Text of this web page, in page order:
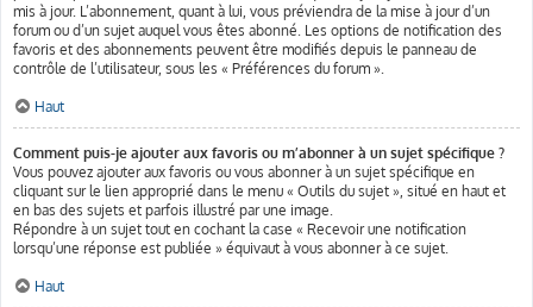
mis à jour. L’abonnement, quant à lui, vous préviendra de la mise à jour d’un
forum ou d’un sujet auquel vous êtes abonné. Les options de notification des
favoris et des abonnements peuvent être modifiés depuis le panneau de
contrôle de l’utilisateur, sous les « Préférences du forum ».
Haut
Comment puis-je ajouter aux favoris ou m’abonner à un sujet spécifique ?
Vous pouvez ajouter aux favoris ou vous abonner à un sujet spécifique en
cliquant sur le lien approprié dans le menu « Outils du sujet », situé en haut et
en bas des sujets et parfois illustré par une image.
Répondre à un sujet tout en cochant la case « Recevoir une notification
lorsqu’une réponse est publiée » équivaut à vous abonner à ce sujet.
Haut